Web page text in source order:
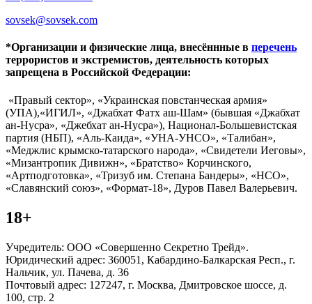
sovsek@sovsek.com
*Организации и физические лица, внесённные в перечень
террористов и экстремистов, деятельность которых
запрещена в Российской Федерации:
«Правый сектор», «Украинская повстанческая армия»
(УПА),«ИГИЛ», «Джабхат Фатх аш-Шам» (бывшая «Джабхат
ан-Нусра», «Джебхат ан-Нусра»), Национал-Большевистская
партия (НБП), «Аль-Каида», «УНА-УНСО», «Талибан»,
«Меджлис крымско-татарского народа», «Свидетели Иеговы»,
«Мизантропик Дивижн», «Братство» Корчинского,
«Артподготовка», «Тризуб им. Степана Бандеры», «НСО»,
«Славянский союз», «Формат-18», Дуров Павел Валерьевич.
18+
Учредитель: ООО «Совершенно Секретно Трейд».
Юридический адрес: 360051, Кабардино-Балкарская Респ., г.
Нальчик, ул. Пачева, д. 36
Почтовый адрес: 127247, г. Москва, Дмитровское шоссе, д.
100, стр. 2